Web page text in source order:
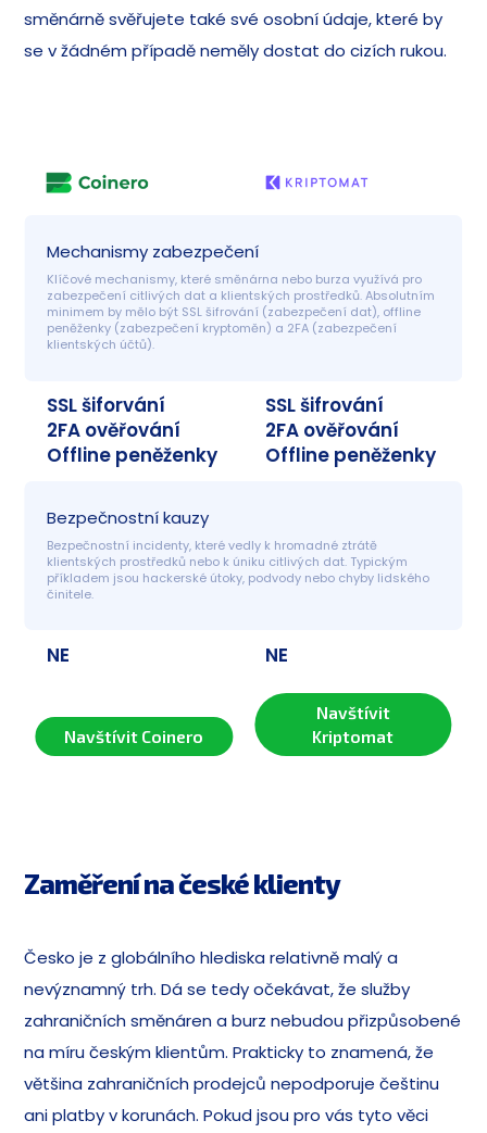
směnárně svěřujete také své osobní údaje, které by
se v žádném případě neměly dostat do cizích rukou.
Mechanismy zabezpečení
Klíčové mechanismy, které směnárna nebo burza využívá pro
zabezpečení citlivých dat a klientských prostředků. Absolutním
minimem by mělo být SSL šifrování (zabezpečení dat), offline
peněženky (zabezpečení kryptoměn) a 2FA (zabezpečení
klientských účtů).
SSL šiforvání
2FA ověřování
Offline peněženky
SSL šifrování
2FA ověřování
Offline peněženky
Bezpečnostní kauzy
Bezpečnostní incidenty, které vedly k hromadné ztrátě
klientských prostředků nebo k úniku citlivých dat. Typickým
příkladem jsou hackerské útoky, podvody nebo chyby lidského
činitele.
NE NE
Navštívit Coinero
Navštívit
Kriptomat
Zaměření na české klienty
Česko je z globálního hlediska relativně malý a
nevýznamný trh. Dá se tedy očekávat, že služby
zahraničních směnáren a burz nebudou přizpůsobené
na míru českým klientům. Prakticky to znamená, že
většina zahraničních prodejců nepodporuje češtinu
ani platby v korunách. Pokud jsou pro vás tyto věci